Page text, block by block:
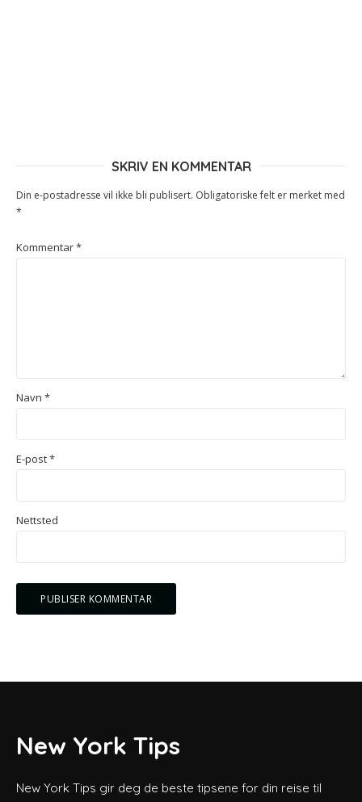
SKRIV EN KOMMENTAR
Din e-postadresse vil ikke bli publisert. Obligatoriske felt er merket med
*
Kommentar*
Navn *
E-post*
Nettsted
New York Tips
New York Tips gir deg de beste tipsene for din reise til